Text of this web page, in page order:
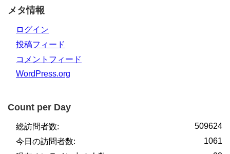
メタ情報
ログイン
投稿フィード
コメントフィード
WordPress.org
Count per Day
509624
総訪問者数:
1061
今日の訪問者数: